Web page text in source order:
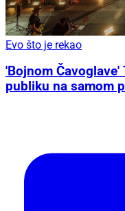
Evo što je rekao
'Bojnom
publiku na samom